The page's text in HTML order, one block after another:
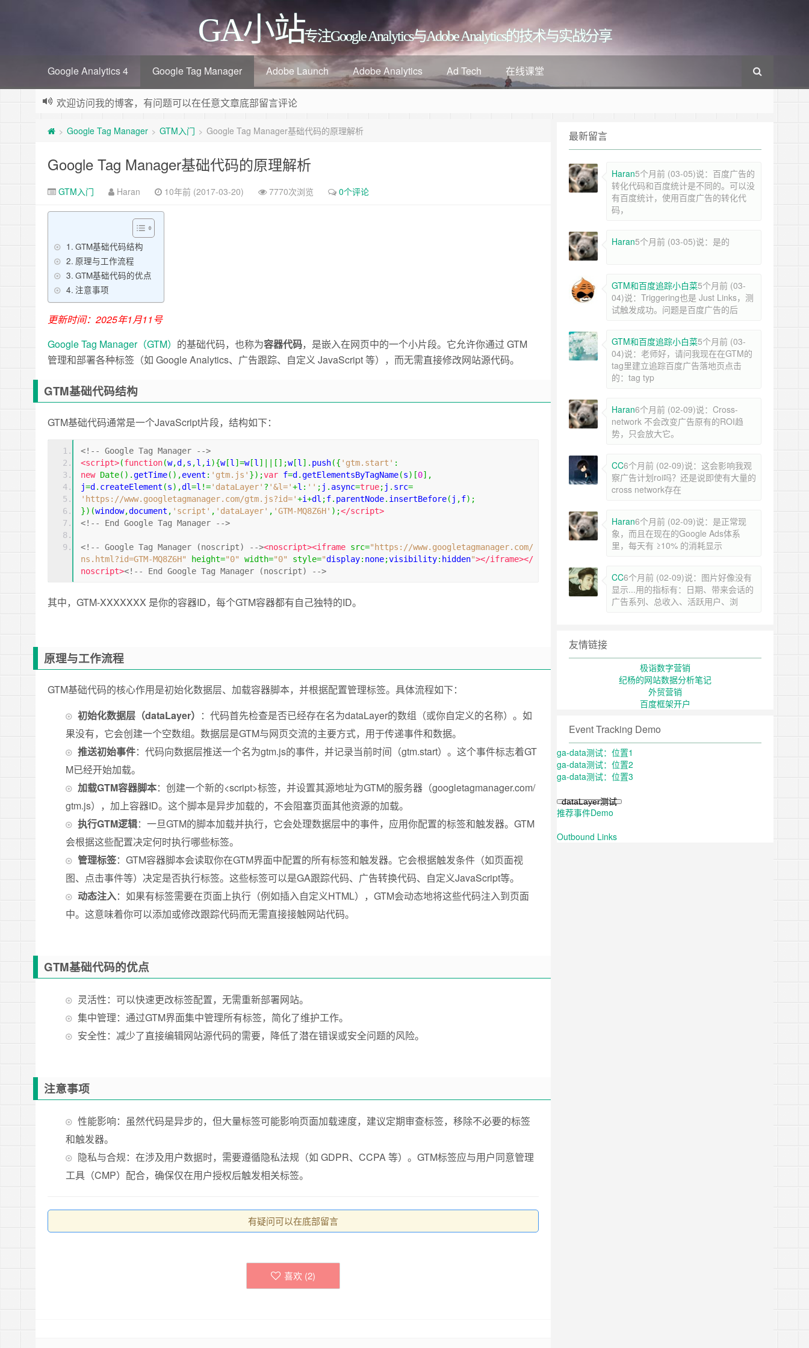
GA小站专注Google Analytics与Adobe Analytics的技术与实战分享
Google Analytics 4 Google Tag Manager Adobe Launch Adobe Analytics Ad Tech 在线课堂
欢迎访问我的博客，有问题可以在任意文章底部留言评论
> Google Tag Manager > GTM入门 > Google Tag Manager基础代码的原理解析
Google Tag Manager基础代码的原理解析
GTM入门 Haran 10年前 (2017-03-20) 7770次浏览 0个评论
GTM基础代码结构
原理与工作流程
GTM基础代码的优点
注意事项
更新时间：2025年1月11号
Google Tag Manager（GTM） 的基础代码，也称为容器代码，是嵌入在网页中的一个小片段。它允许你通过 GTM
管理和部署各种标签（如 Google Analytics、广告跟踪、自定义 JavaScript 等），而无需直接修改网站源代码。
GTM基础代码结构
GTM基础代码通常是一个JavaScript片段，结构如下：
<!-- Google Tag Manager -->
<script>(function(w,d ,s ,l ,i ){w[l ]=w[l ]||[];w[l ]. push({ 'gtm.start' :
new Date().getTime(),event : 'gtm.js' });var f=d .getElementsByTagName(s)[0],
j=d . createElement (s),dl=l !='dataLayer' ? '&l='+l : '' ; j . async=true; j . src=
'https://www.googletagmanager.com/gtm.js?id='+i+dl ;f. parentNode. insertBefore( j ,f);
})(window,document , 'script' , 'dataLayer' , 'GTM-MQ8Z6H' );</script>
<!-- End Google Tag Manager -->
<!-- Google Tag Manager (noscript) --><noscript><iframe src="https://www.googletagmanager.com/
ns.html?id=GTM-MQ8Z6H"
height="0" width="0" style="display: none;visibility: hidden"></iframe></
noscript><!-- End Google Tag Manager (noscript) -->
其中，GTM-XXXXXXX 是你的容器ID，每个GTM容器都有自己独特的ID。
原理与工作流程
GTM基础代码的核心作用是初始化数据层、加载容器脚本，并根据配置管理标签。具体流程如下：
初始化数据层（dataLayer） ： 代码首先检查是否已经存在名为dataLayer的数组（或你自定义的名称）。如
果没有，它会创建一个空数组。数据层是GTM与网页交流的主要方式，用于传递事件和数据。
推送初始事件： 代码向数据层推送一个名为gtm.js的事件，并记录当前时间（gtm.start）。这个事件标志着GT
M已经开始加载。
加载GTM容器脚本： 创建一个新的<script>标签，并设置其源地址为GTM的服务器（googletagmanager.com/
gtm.js），加上容器ID。这个脚本是异步加载的，不会阻塞页面其他资源的加载。
执行GTM逻辑： 一旦GTM的脚本加载并执行，它会处理数据层中的事件，应用你配置的标签和触发器。GTM
会根据这些配置决定何时执行哪些标签。
管理标签： GTM容器脚本会读取你在GTM界面中配置的所有标签和触发器。它会根据触发条件（如页面视
图、点击事件等）决定是否执行标签。这些标签可以是GA跟踪代码、广告转换代码、自定义JavaScript等。
动态注入： 如果有标签需要在页面上执行（例如插入自定义HTML），GTM会动态地将这些代码注入到页面
中。这意味着你可以添加或修改跟踪代码而无需直接接触网站代码。
GTM基础代码的优点
灵活性：可以快速更改标签配置，无需重新部署网站。
集中管理：通过GTM界面集中管理所有标签，简化了维护工作。
安全性：减少了直接编辑网站源代码的需要，降低了潜在错误或安全问题的风险。
注意事项
性能影响：虽然代码是异步的，但大量标签可能影响页面加载速度，建议定期审查标签，移除不必要的标签
和触发器。
隐私与合规：在涉及用户数据时，需要遵循隐私法规（如 GDPR、CCPA 等）。GTM标签应与用户同意管理
工具（CMP）配合，确保仅在用户授权后触发相关标签。
有疑问可以在底部留言
喜欢 (2)
最新留言
Haran5个月前 (03-05)说：百度广告的
转化代码和百度统计是不同的。可以没
有百度统计，使用百度广告的转化代
码，
Haran5个月前 (03-05)说：是的
GTM和百度追踪小白菜5个月前 (03-
04)说：Triggering也是 Just Links，测
试触发成功。问题是百度广告的后
GTM和百度追踪小白菜5个月前 (03-
04)说：老师好，请问我现在在GTM的
tag里建立追踪百度广告落地页点击
的：tag typ
Haran6个月前 (02-09)说：Cross-
network 不会改变广告原有的ROI趋
势，只会放大它。
CC6个月前 (02-09)说：这会影响我观
察广告计划roi吗？还是说即使有大量的
cross network存在
Haran6个月前 (02-09)说：是正常现
象，而且在现在的Google Ads体系
里，每天有 ≥10% 的消耗显示
CC6个月前 (02-09)说：图片好像没有
显示...用的指标有：日期、带来会话的
广告系列、总收入、活跃用户、浏
友情链接
极诣数字营销
纪杨的网站数据分析笔记
外贸营销
百度框架开户
Event Tracking Demo
ga-data测试：位置1
ga-data测试：位置2
ga-data测试：位置3
dataLayer测试
推荐事件Demo
Outbound Links